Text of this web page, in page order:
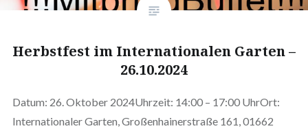
Herbstfest im Internationalen Garten –
26.10.2024
Datum: 26. Oktober 2024Uhrzeit: 14:00 – 17:00 UhrOrt:
Internationaler Garten, Großenhainerstraße 161, 01662